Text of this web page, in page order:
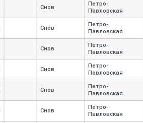
Снов
Петро-
Павловская
Снов
Петро-
Павловская
Снов
Петро-
Павловская
Снов
Петро-
Павловская
Снов
Петро-
Павловская
Снов
Петро-
Павловская